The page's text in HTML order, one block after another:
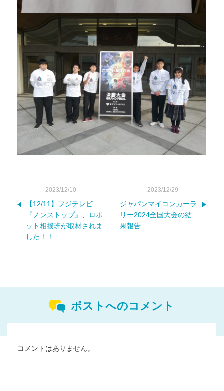
2023/12/10
【12/11】フジテレビ
『ノンストップ』、ロボ
ット相撲班が取材されま
した！！
2023/12/29
ジャパンマイコンカーラ
リー2024全国大会の結
果報告
ポストへのコメント
コメントはありません。